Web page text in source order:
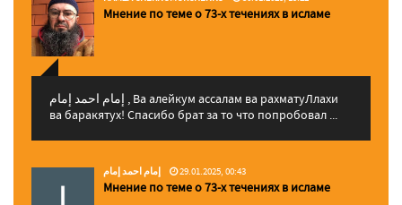
Мнение по теме о 73-х течениях в исламе
إمام احمد إمام , Ва алейкум ассалам ва рахматуЛлахи
ва баракятух! Спасибо брат за то что попробовал ...
إمام احمد إمام 29.01.2025, 00:43
Мнение по теме о 73-х течениях в исламе